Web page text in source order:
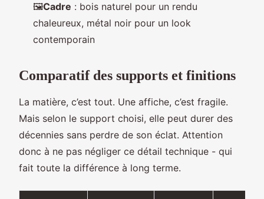
🖼️Cadre : bois naturel pour un rendu
chaleureux, métal noir pour un look
contemporain
Comparatif des supports et finitions
La matière, c’est tout. Une affiche, c’est fragile.
Mais selon le support choisi, elle peut durer des
décennies sans perdre de son éclat. Attention
donc à ne pas négliger ce détail technique - qui
fait toute la différence à long terme.